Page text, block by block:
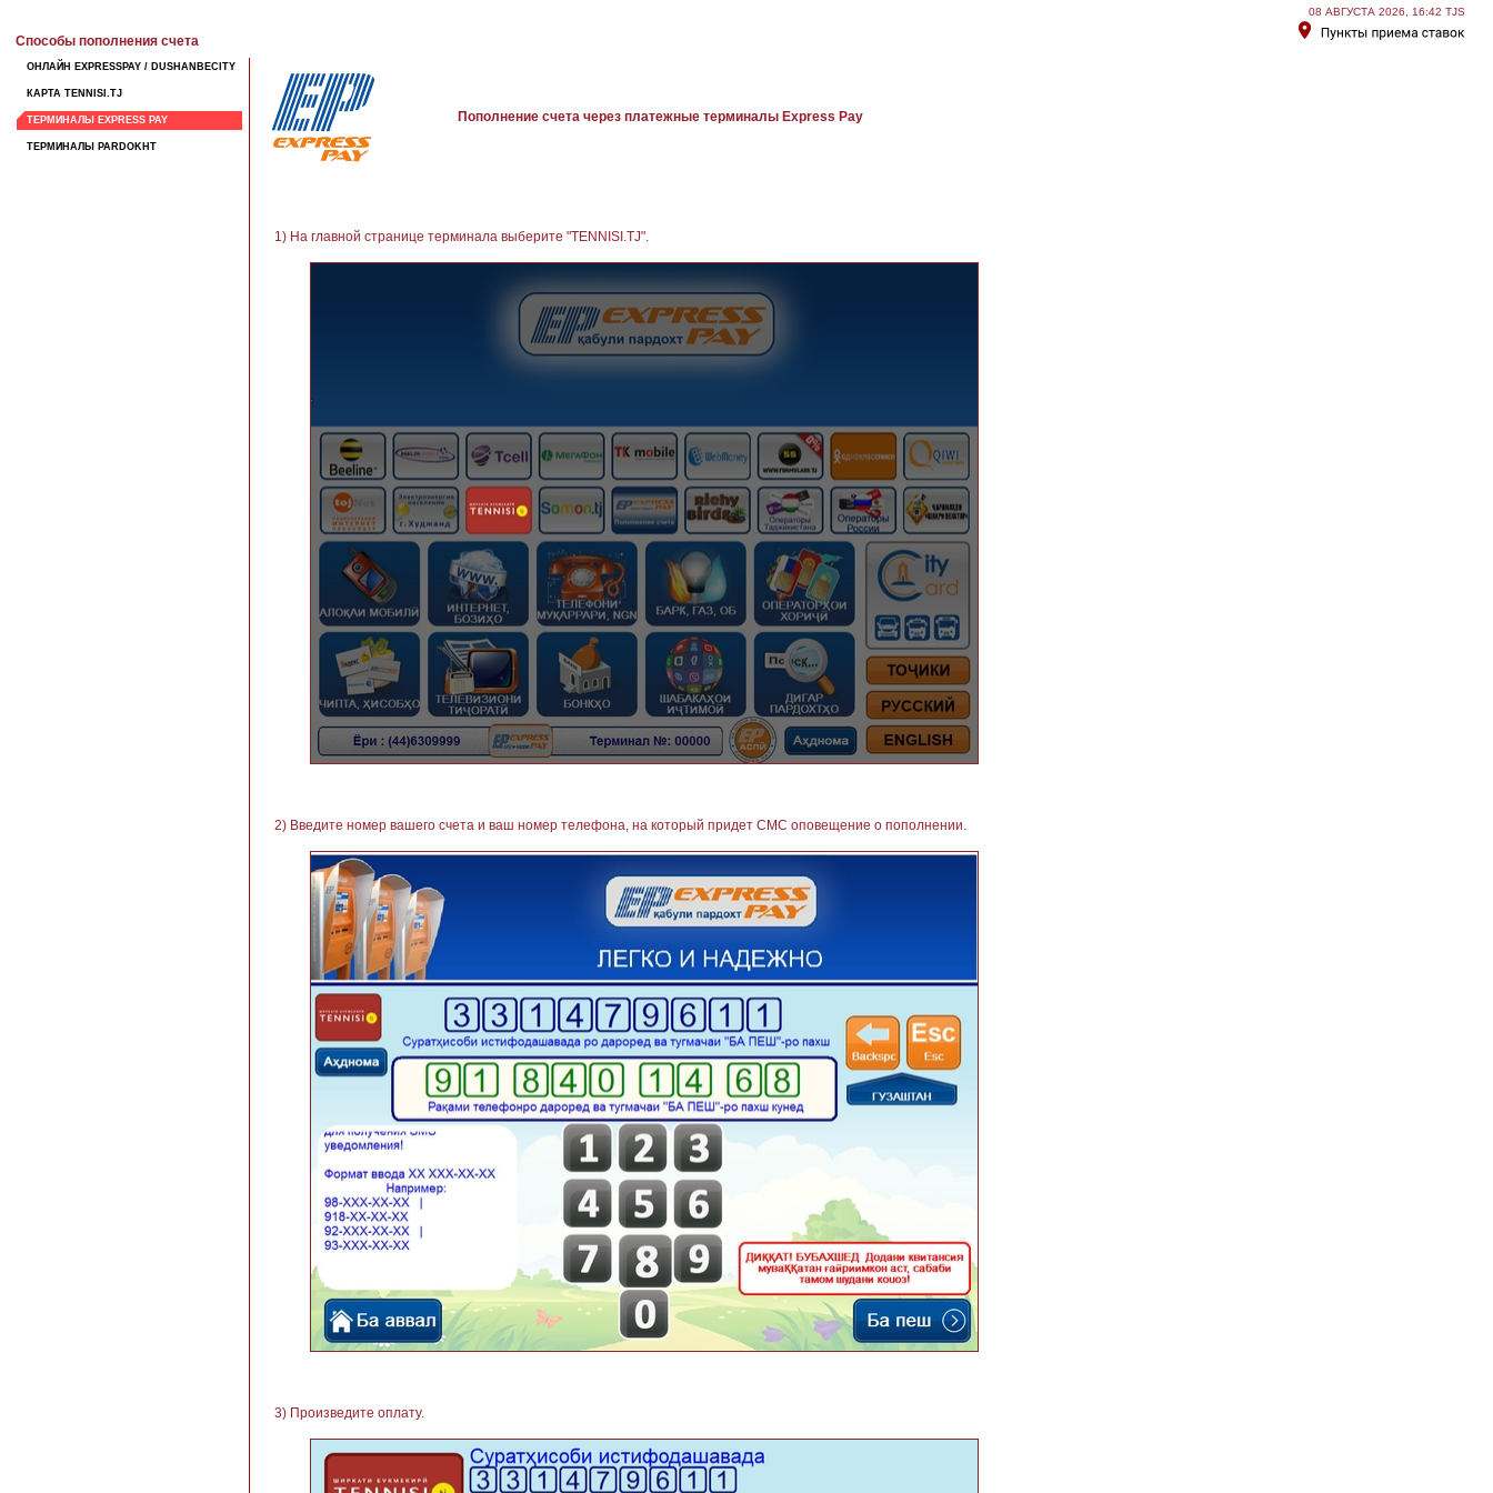
08 АВГУСТА 2026, 16:42 TJS
Способы пополнения счета
ОНЛАЙН EXPRESSPAY / DUSHANBECITY
КАРТА TENNISI.TJ
ТЕРМИНАЛЫ EXPRESS PAY
ТЕРМИНАЛЫ PARDOKHT
Пополнение счета через платежные терминалы Express Pay
1) На главной странице терминала выберите "TENNISI.TJ".
2) Введите номер вашего счета и ваш номер телефона, на который придет СМС оповещение о пополнении.
3) Произведите оплату.